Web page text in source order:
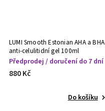
LUMI Smooth Estonian AHA a BHA
anti-celulitidní gel 100ml
Předprodej / doručení do 7 dní
880 Kč
Do košíku